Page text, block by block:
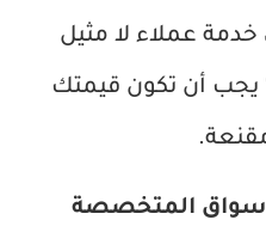
خدمة عملاء لا مثيل
يجب أن تكون قيمتك
المتخصصة